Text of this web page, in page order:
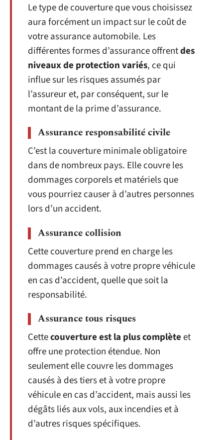
Le type de couverture que vous choisissez
aura forcément un impact sur le coût de
votre assurance automobile. Les
différentes formes d’assurance offrentdes
niveaux de protection variés, ce qui
influe sur les risques assumés par
l’assureur et, par conséquent, sur le
montant de la prime d’assurance.
Assurance responsabilité civile
C’est la couverture minimale obligatoire
dans de nombreux pays. Elle couvre les
dommages corporels et matériels que
vous pourriez causer à d’autres personnes
lors d’un accident.
Assurance collision
Cette couverture prend en charge les
dommages causés à votre propre véhicule
en cas d’accident, quelle que soit la
responsabilité.
Assurance tous risques
Cettecouverture est la plus complèteet
offre une protection étendue. Non
seulement elle couvre les dommages
causés à des tiers et à votre propre
véhicule en cas d’accident, mais aussi les
dégâts liés aux vols, aux incendies et à
d’autres risques spécifiques.